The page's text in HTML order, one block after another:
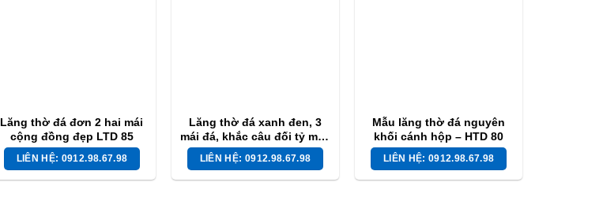
Lăng thờ đá đơn 2 hai mái
cộng đồng đẹp LTD 85
LIÊN HỆ: 0912.98.67.98
Lăng thờ đá xanh đen, 3
mái đá, khắc câu đối tỷ mỉ –
LTD 66
LIÊN HỆ: 0912.98.67.98
Mẫu lăng thờ đá nguyên
khối cánh hộp – HTD 80
LIÊN HỆ: 0912.98.67.98